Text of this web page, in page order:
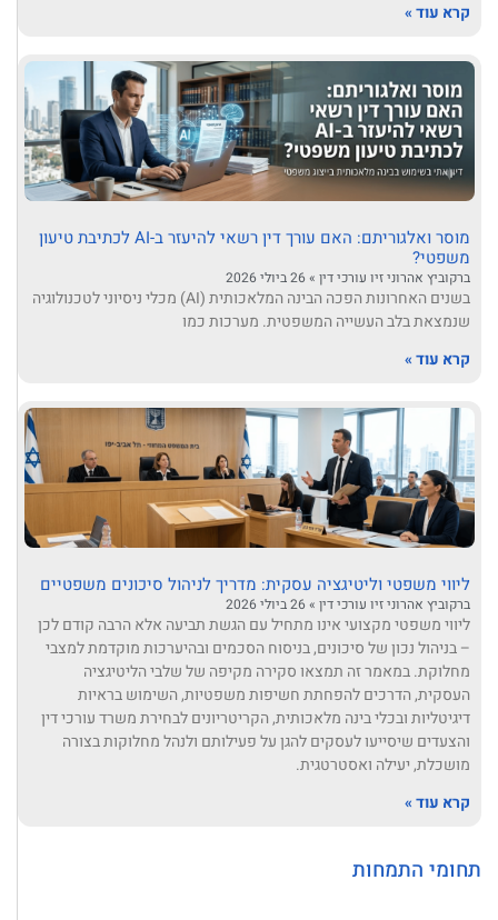
קרא עוד »
מוסר ואלגוריתם: האם עורך דין רשאי להיעזר ב-AI לכתיבת טיעון
משפטי?
ברקוביץ אהרוני זיו עורכי דין
בשנים האחרונות הפכה הבינה המלאכותית (AI) מכלי ניסיוני לטכנולוגיה
שנמצאת בלב העשייה המשפטית. מערכות כמו
קרא עוד »
ליווי משפטי וליטיגציה עסקית: מדריך לניהול סיכונים משפטיים
ברקוביץ אהרוני זיו עורכי דין
ליווי משפטי מקצועי אינו מתחיל עם הגשת תביעה אלא הרבה קודם לכן
– בניהול נכון של סיכונים, בניסוח הסכמים ובהיערכות מוקדמת למצבי
מחלוקת. במאמר זה תמצאו סקירה מקיפה של שלבי הליטיגציה
העסקית, הדרכים להפחתת חשיפות משפטיות, השימוש בראיות
דיגיטליות ובכלי בינה מלאכותית, הקריטריונים לבחירת משרד עורכי דין
והצעדים שיסייעו לעסקים להגן על פעילותם ולנהל מחלוקות בצורה
מושכלת, יעילה ואסטרטגית.
קרא עוד »
תחומי התמחות